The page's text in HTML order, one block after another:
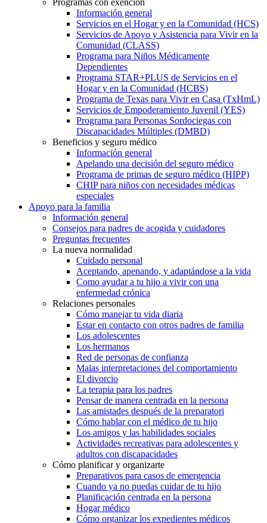
Información general
Servicios en el Hogar y en la Comunidad (HCS)
Servicios de Apoyo y Asistencia para Vivir en la
Comunidad (CLASS)
Programa para Niños Médicamente
Dependientes
Programa STAR+PLUS de Servicios en el
Hogar y en la Comunidad (HCBS)
Programa de Texas para Vivir en Casa (TxHmL)
Servicios de Empoderamiento Juvenil (YES)
Programa para Personas Sordociegas con
Discapacidades Múltiples (DMBD)
Beneficios y seguro médico
Información general
Apelando una decisión del seguro médico
Programa de primas de seguro médico (HIPP)
CHIP para niños con necesidades médicas
especiales
Apoyo para la familia
Información general
Consejos para padres de acogida y cuidadores
Preguntas frecuentes
La nueva normalidad
Cuidado personal
Aceptando, apenando, y adaptándose a la vida
Como ayudar a tu hijo a vivir con una
enfermedad crónica
Relaciones personales
Cómo manejar tu vida diaria
Estar en contacto con otros padres de familia
Los adolescentes
Los hermanos
Red de personas de confianza
Malas interpretaciones del comportamiento
El divorcio
La terapia para los padres
Pensar de manera centrada en la persona
Las amistades después de la preparatori
Cómo hablar con el médico de tu hijo
Los amigos y las habilidades sociales
Actividades recreativas para adolescentes y
adultos con discapacidades
Cómo planificar y organizarte
Preparativos para casos de emergencia
Cuando ya no puedas cuidar de tu hijo
Planificación centrada en la persona
Hogar médico
Cómo organizar los expedientes médicos